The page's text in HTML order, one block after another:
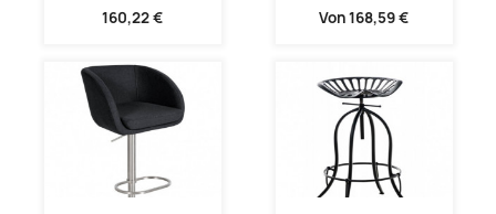
160,22 € Von168,59 €